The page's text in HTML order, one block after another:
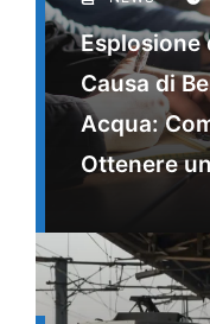
Esplosione
Causa di
Acqua:
Ottenere